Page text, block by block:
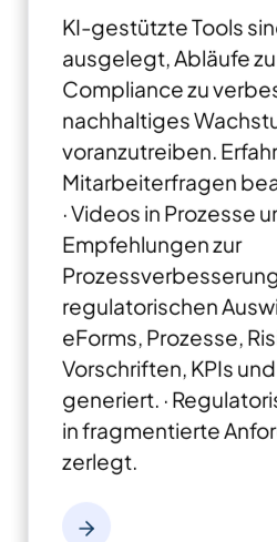
KI-gestützte Tools
ausgelegt, Abläufe
Compliance zu
nachhaltiges
voranzutreiben.
Mitarbeiterfragen
· Videos in Prozesse
Empfehlungen zur
regulatorischen
eForms, Prozesse,
Vorschriften, KPIs
generiert. ·
in fragmentierte
zerlegt.